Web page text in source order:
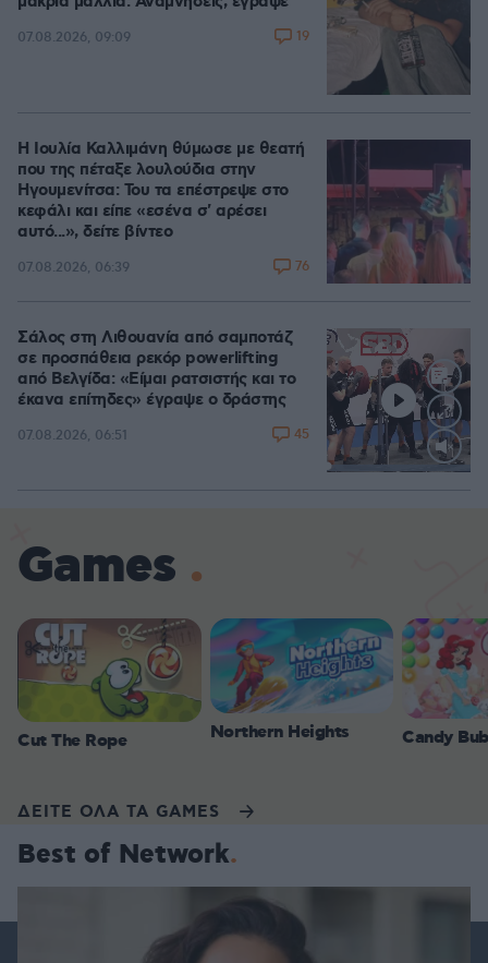
07.08.2026, 09:09 19
Η Ιουλία Καλλιμάνη θύμωσε με θεατή
που της πέταξε λουλούδια στην
Ηγουμενίτσα: Του τα επέστρεψε στο
κεφάλι και είπε «εσένα σ' αρέσει
αυτό...», δείτε βίντεο
07.08.2026, 06:39 76
Loaded
Σάλος στη Λιθουανία από σαμποτάζ
σε προσπάθεια ρεκόρ powerlifting
από Βελγίδα: «Είμαι ρατσιστής και το
έκανα επίτηδες» έγραψε ο δράστης
07.08.2026, 06:51 45
Games
Cut The Rope Northern Heights Candy
ΔΕΙΤΕ ΟΛΑ ΤΑ GAMES
Best of Network